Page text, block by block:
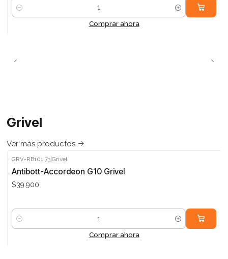
Cantidad
Comprar ahora
Grivel
Ver más productos
GRV-RB101.73 |Grivel
Antibott-Accordeon G10 Grivel
$39.900
Cantidad
Comprar ahora